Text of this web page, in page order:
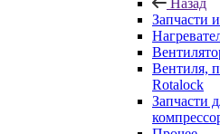
Назад
Запчасти
Вентиля,
Rotalock
Запчасти